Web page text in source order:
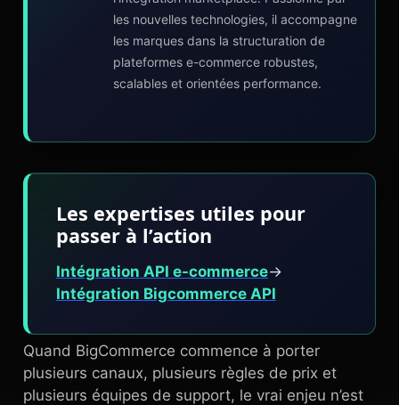
les nouvelles technologies, il accompagne
les marques dans la structuration de
plateformes e-commerce robustes,
scalables et orientées performance.
Les expertises utiles pour
passer à l’action
Intégration API e-commerce→
Intégration Bigcommerce API
Quand BigCommerce commence à porter
plusieurs canaux, plusieurs règles de prix et
plusieurs équipes de support, le vrai enjeu n’est